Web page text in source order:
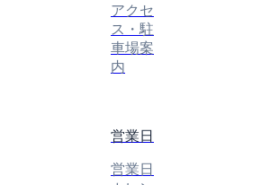
アクセ
ス・駐
車場案
内
営業日
営業日